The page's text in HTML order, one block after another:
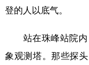
登的人以底气。
站在珠峰站院内
象观测塔。那些探